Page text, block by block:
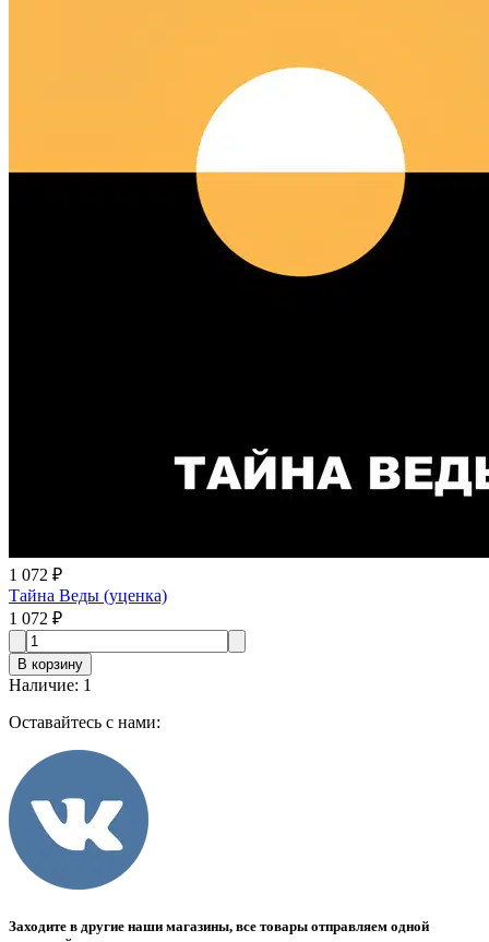
1 072 ₽
Тайна Веды (уценка)
1 072 ₽
В корзину
Наличие: 1
Оставайтесь с нами:
Заходите в другие наши магазины, все товары отправляем одной